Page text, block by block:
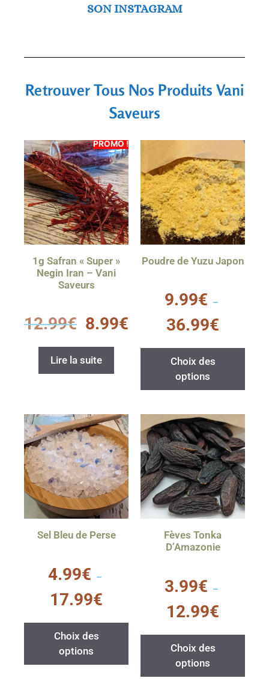
SON INSTAGRAM
Retrouver Tous Nos Produits Vani
Saveurs
PROMO !
1g Safran « Super »
Negin Iran – Vani
Saveurs
s
u
5
12.99€ 8.99€
Lire la suite
Poudre de Yuzu Japon
s
u
5
9.99€ –
36.99€
Choix des
options
Sel Bleu de Perse
s
u
5
4.99€ –
17.99€
Choix des
options
Fèves Tonka
D’Amazonie
s
u
5
3.99€ –
12.99€
Choix des
options